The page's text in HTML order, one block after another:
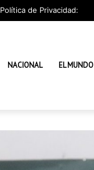
Política de Privacidad:
NACIONAL EL MUNDO